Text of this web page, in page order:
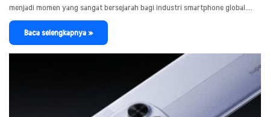
menjadi momen yang sangat bersejarah bagi industri smartphone global.…
Baca selengkapnya »